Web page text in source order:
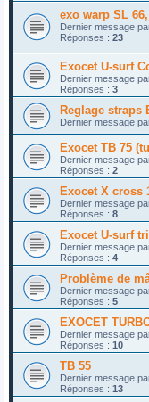
exo warp SL
Dernier message
Réponses : 23
Exocet U-surf
Dernier message
Réponses : 3
Reglage straps
Dernier message
Exocet TB 75
Dernier message
Réponses : 2
Exocet X cross
Dernier message
Réponses : 8
Exocet U-surf
Dernier message
Réponses : 4
Problème de
Dernier message
Réponses : 5
EXOCET
Dernier message
Réponses : 10
TB 55
Dernier message
Réponses : 13